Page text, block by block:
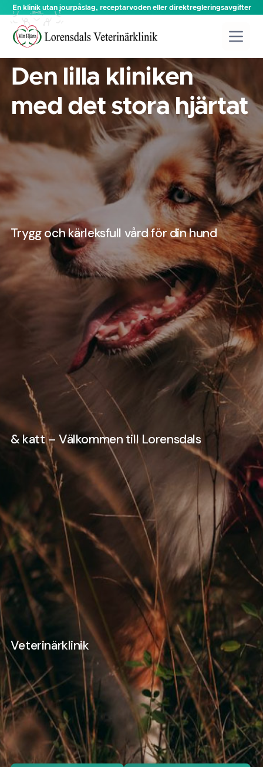
En klinik utan jourpåslag, receptarvoden eller direktregleringsavgifter
Den lilla kliniken
med det stora hjärtat
Trygg och kärleksfull vård för din hund
& katt – Välkommen till Lorensdals
Veterinärklinik